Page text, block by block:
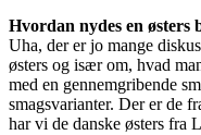
Hvordan nydes en østers
Uha, der er jo mange
østers og især om, hvad
med en gennemgribende
smagsvarianter. Der er de
har vi de danske østers fra